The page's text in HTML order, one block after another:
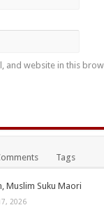
and website in this
Tags
Muslim Suku Maori
2026